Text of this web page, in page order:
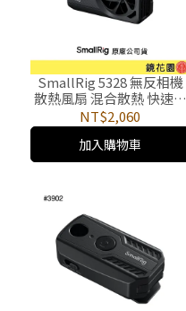
SmallRig 5328 無反相機
散熱風扇 混合散熱 快速冷
卻
NT$2,060
加入購物車